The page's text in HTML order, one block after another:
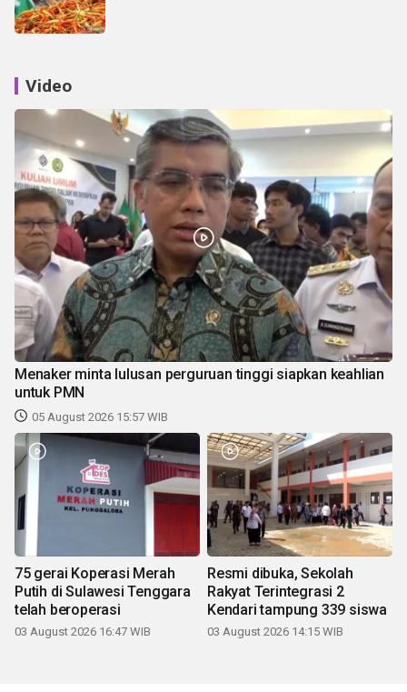
Video
Menaker minta lulusan perguruan tinggi siapkan keahlian
untuk PMN
05 August 2026 15:57 WIB
75 gerai Koperasi Merah
Putih di Sulawesi Tenggara
telah beroperasi
03 August 2026 16:47 WIB
Resmi dibuka, Sekolah
Rakyat Terintegrasi 2
Kendari tampung 339 siswa
03 August 2026 14:15 WIB